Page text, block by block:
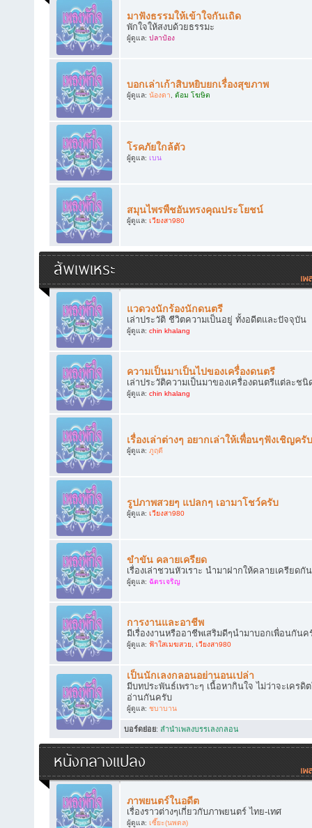
มาฟังธรรมให้เข้าใจกันเถิด
พักใจให้สงบด้วยธรรมะ
ผู้ดูแล: ปลาป๋อง
บอกเล่าเก้าสิบหยิบยกเรื่องสุขภาพ
ผู้ดูแล: น้องดา, ต้อม โฆษิต
โรคภัยใกล้ตัว
ผู้ดูแล: เบน
สมุนไพรพืชอันทรงคุณประโยชน์
ผู้ดูแล: เวียงสา980
สัพเพเหระ
แวดวงนักร้องนักดนตรี
เล่าประวัติ ชีวิตความเป็นอยู่ ทั้งอดีตและปัจจุบัน
ผู้ดูแล: chin khalang
ความเป็นมาเป็นไปของเครื่องดนตรี
เล่าประวัติความเป็นมาของเครื่องดนตรีแต่ละชนิ
ผู้ดูแล: chin khalang
เรื่องเล่าต่างๆ อยากเล่าให้เพื่อนๆฟังเชิญครับ
ผู้ดูแล: ภูฤดี
รูปภาพสวยๆ แปลกๆ เอามาโชว์ครับ
ผู้ดูแล: เวียงสา980
ขำขัน คลายเครียด
เรื่องเล่าชวนหัวเราะ นำมาฝากให้คลายเครียดกัน
ผู้ดูแล: ฉัตรเจริญ
การงานและอาชีพ
มีเรื่องงานหรืออาชีพเสริมดีๆนำมาบอกเพื่อนกันค
ผู้ดูแล: ฟ้าใสเมฆสวย, เวียงสา980
เป็นนักเลงกลอนอย่านอนเปล่า
มีบทประพันธ์เพราะๆ เนื้อหากินใจ ไม่ว่าจะเครดิ
อ่านกันครับ
ผู้ดูแล: ชบาบาน
บอร์ดย่อย: ลำนำเพลงบรรเลงกลอน
หนังกลางแปลง
ภาพยนตร์ในอดีต
เรื่องราวต่างๆเกี่ยวกับภาพยนตร์ ไทย-เทศ
ผู้ดูแล: เซี๊ยะ(นพดล)